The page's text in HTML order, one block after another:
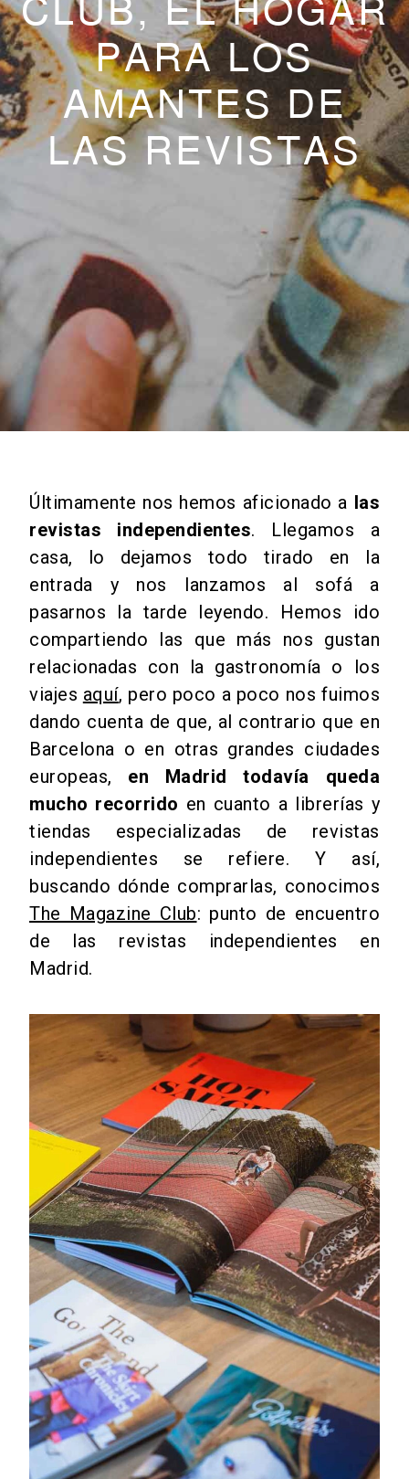
CLUB, EL HOGAR
PARA LOS
AMANTES DE
LAS REVISTAS
Últimamente nos hemos aficionado a las
revistas independientes. Llegamos a
casa, lo dejamos todo tirado en la
entrada y nos lanzamos al sofá a
pasarnos la tarde leyendo. Hemos ido
compartiendo las que más nos gustan
relacionadas con la gastronomía o los
viajes aquí, pero poco a poco nos fuimos
dando cuenta de que, al contrario que en
Barcelona o en otras grandes ciudades
europeas, en Madrid todavía queda
mucho recorrido en cuanto a librerías y
tiendas especializadas de revistas
independientes se refiere. Y así,
buscando dónde comprarlas, conocimos
The Magazine Club: punto de encuentro
de las revistas independientes en
Madrid.